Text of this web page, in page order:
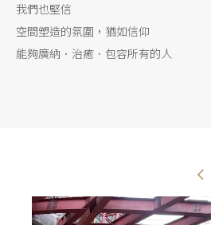
我們也堅信
空間塑造的氛圍，猶如信仰
能夠廣納．治癒．包容所有的人